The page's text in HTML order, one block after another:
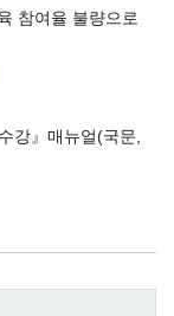
참여율 불량으로
강』매뉴얼(국문,